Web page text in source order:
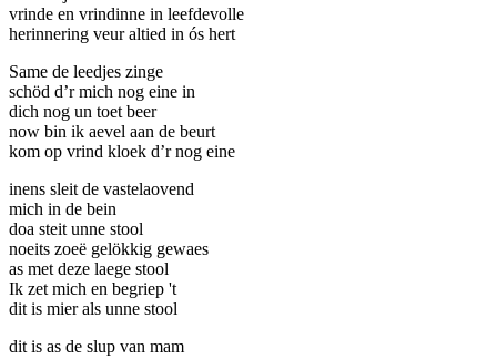
vrinde en vrindinne in leefdevolle
herinnering veur altied in ós hert
Same de leedjes zinge
schöd d’r mich nog eine in
dich nog un toet beer
now bin ik aevel aan de beurt
kom op vrind kloek d’r nog eine
inens sleit de vastelaovend
mich in de bein
doa steit unne stool
noeits zoeë gelökkig gewaes
as met deze laege stool
Ik zet mich en begriep 't
dit is mier als unne stool
dit is as de slup van mam